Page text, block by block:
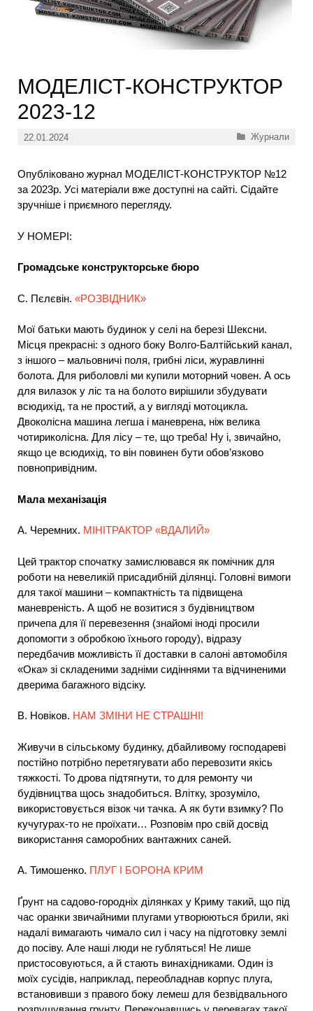
МОДЕЛІСТ-КОНСТРУКТОР
2023-12
22.01.2024 Категорії
Журнали
Опубліковано журнал МОДЕЛІСТ-КОНСТРУКТОР №12
за 2023р. Усі матеріали вже доступні на сайті. Сідайте
зручніше і приємного перегляду.
У НОМЕРІ:
Громадське конструкторське бюро
С. Пєлєвін. «РОЗВІДНИК»
Мої батьки мають будинок у селі на березі Шексни.
Місця прекрасні: з одного боку Волго-Балтійський канал,
з іншого – мальовничі поля, грибні ліси, журавлинні
болота. Для риболовлі ми купили моторний човен. А ось
для вилазок у ліс та на болото вирішили збудувати
всюдихід, та не простий, а у вигляді мотоцикла.
Двоколісна машина легша і маневрена, ніж велика
чотириколісна. Для лісу – те, що треба! Ну і, звичайно,
якщо це всюдихід, то він повинен бути обов’язково
повнопривідним.
Мала механізація
А. Черемних. МІНІТРАКТОР «ВДАЛИЙ»
Цей трактор спочатку замислювався як помічник для
роботи на невеликій присадибній ділянці. Головні вимоги
для такої машини – компактність та підвищена
маневреність. А щоб не возитися з будівництвом
причепа для її перевезення (знайомі іноді просили
допомогти з обробкою їхнього городу), відразу
передбачив можливість її доставки в салоні автомобіля
«Ока» зі складеними задніми сидіннями та відчиненими
дверима багажного відсіку.
В. Новіков. НАМ ЗМІНИ НЕ СТРАШНІ!
Живучи в сільському будинку, дбайливому господареві
постійно потрібно перетягувати або перевозити якісь
тяжкості. То дрова підтягнути, то для ремонту чи
будівництва щось знадобиться. Влітку, зрозуміло,
використовується візок чи тачка. А як бути взимку? По
кучугурах-то не проїхати… Розповім про свій досвід
використання саморобних вантажних саней.
А. Тимошенко. ПЛУГ І БОРОНА КРИМ
Ґрунт на садово-городніх ділянках у Криму такий, що під
час оранки звичайними плугами утворюються брили, які
надалі вимагають чимало сил і часу на підготовку землі
до посіву. Але наші люди не губляться! Не лише
пристосовуються, а й стають винахідниками. Один із
моїх сусідів, наприклад, переобладнав корпус плуга,
встановивши з правого боку лемеш для безвідвального